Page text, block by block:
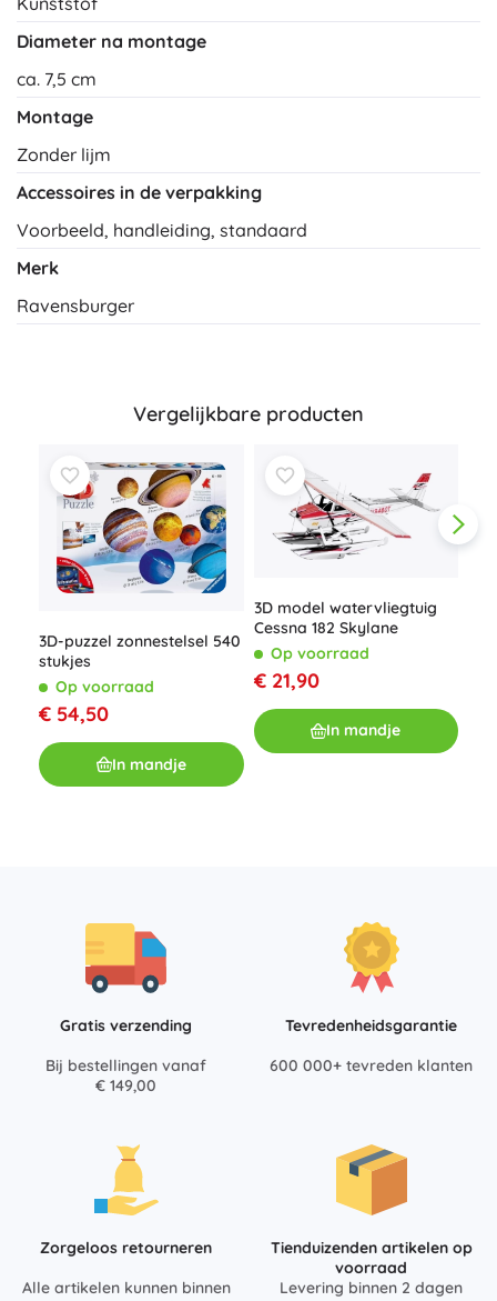
Diameter na montage
ca. 7,5 cm
Montage
Zonder lijm
Accessoires in de verpakking
Voorbeeld, handleiding, standaard
Merk
Ravensburger
Vergelijkbare producten
3D-puzzel zonnestelsel 540
stukjes
Op voorraad
€ 54,50
In mandje
3D model watervliegtuig
Cessna 182 Skylane
Op voorraad
€ 21,90
In mandje
Gratis verzending
Bij bestellingen vanaf
€ 149,00
Tevredenheidsgarantie
600 000+ tevreden klanten
Zorgeloos retourneren
Alle artikelen kunnen binnen
Tienduizenden artikelen op
voorraad
Levering binnen 2 dagen